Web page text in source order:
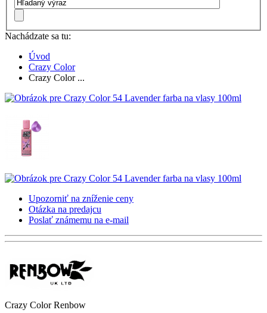
Nachádzate sa tu:
Úvod
Crazy Color
Crazy Color ...
Upozorniť na zníženie ceny
Otázka na predajcu
Poslať známemu na e-mail
Crazy Color Renbow